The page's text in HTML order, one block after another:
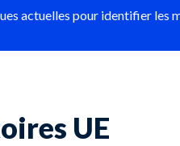
actuelles pour identifier les
UE